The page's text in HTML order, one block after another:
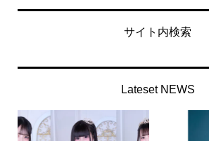
サイト内検索
Lateset NEWS